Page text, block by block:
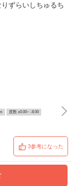
ずらいしちゅるち
度数 ±0.00~ -8.00
3参考になった